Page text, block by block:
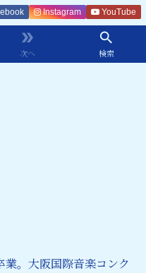

次へ

検索
Instagram YouTube
。大阪国際音楽コンク